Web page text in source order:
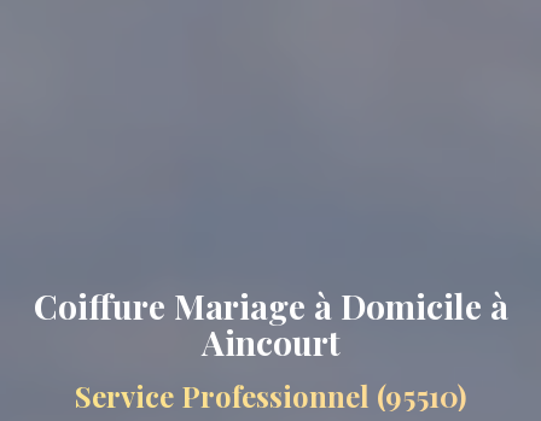
Coiffure Mariage à Domicile à
Aincourt
Service Professionnel (95510)